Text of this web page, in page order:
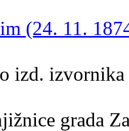
(24. 11.
izd.
grada